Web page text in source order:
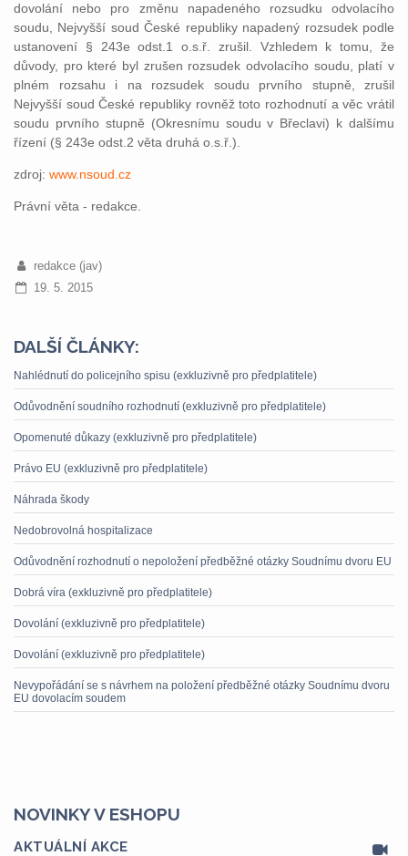
dovolání nebo pro změnu napadeného rozsudku odvolacího
soudu, Nejvyšší soud České republiky napadený rozsudek podle
ustanovení § 243e odst.1 o.s.ř. zrušil. Vzhledem k tomu, že
důvody, pro které byl zrušen rozsudek odvolacího soudu, platí v
plném rozsahu i na rozsudek soudu prvního stupně, zrušil
Nejvyšší soud České republiky rovněž toto rozhodnutí a věc vrátil
soudu prvního stupně (Okresnímu soudu v Břeclavi) k dalšímu
řízení (§ 243e odst.2 věta druhá o.s.ř.).
zdroj: www.nsoud.cz
Právní věta - redakce.
redakce (jav)
19. 5. 2015
DALŠÍ ČLÁNKY:
Nahlédnutí do policejního spisu (exkluzivně pro předplatitele)
Odůvodnění soudního rozhodnutí (exkluzivně pro předplatitele)
Opomenuté důkazy (exkluzivně pro předplatitele)
Právo EU (exkluzivně pro předplatitele)
Náhrada škody
Nedobrovolná hospitalizace
Odůvodnění rozhodnutí o nepoložení předběžné otázky Soudnímu dvoru EU
Dobrá víra (exkluzivně pro předplatitele)
Dovolání (exkluzivně pro předplatitele)
Dovolání (exkluzivně pro předplatitele)
Nevypořádání se s návrhem na položení předběžné otázky Soudnímu dvoru
EU dovolacím soudem
NOVINKY V ESHOPU
AKTUÁLNÍ AKCE